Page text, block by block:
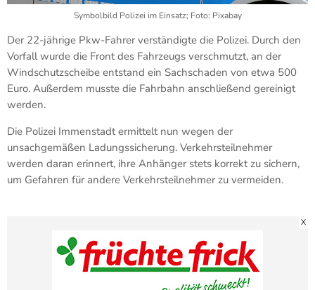
Symbolbild Polizei im Einsatz; Foto: Pixabay
Der 22-jährige Pkw-Fahrer verständigte die Polizei. Durch den
Vorfall wurde die Front des Fahrzeugs verschmutzt, an der
Windschutzscheibe entstand ein Sachschaden von etwa 500
Euro. Außerdem musste die Fahrbahn anschließend gereinigt
werden.
Die Polizei Immenstadt ermittelt nun wegen der
unsachgemäßen Ladungssicherung. Verkehrsteilnehmer
werden daran erinnert, ihre Anhänger stets korrekt zu sichern,
um Gefahren für andere Verkehrsteilnehmer zu vermeiden.
X